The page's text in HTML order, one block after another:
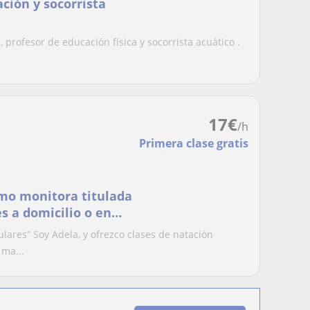
de educación física y socorrista acuático .
17€/h
Primera clase gratis
monitora titulada
a domicilio o en
a todos los
Soy Adela, y ofrezco clases de natación